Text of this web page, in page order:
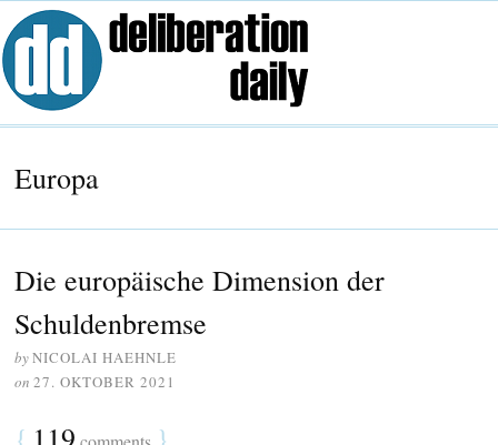
Europa
Die europäische Dimension der
Schuldenbremse
byNICOLAI HAEHNLE
on 27. OKTOBER 2021
{ 119 }